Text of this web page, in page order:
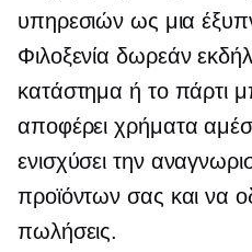
υπηρεσιών ως μια
Φιλοξενία δωρεάν
κατάστημα ή το πάρτι
αποφέρει χρήματα
ενισχύσει την
προϊόντων σας και να
πωλήσεις.